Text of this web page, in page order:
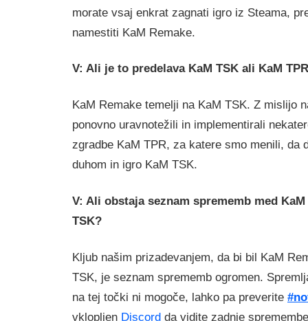
morate vsaj enkrat zagnati igro iz Steama,
namestiti KaM Remake.
V: Ali je to predelava KaM TSK ali KaM
KaM Remake temelji na KaM TSK. Z mislijo
ponovno uravnotežili in implementirali
zgradbe KaM TPR, za katere smo menili, da
duhom in igro KaM TSK.
V: Ali obstaja seznam sprememb med
TSK?
Kljub našim prizadevanjem, da bi bil KaM
TSK, je seznam sprememb ogromen.
na tej točki ni mogoče, lahko pa preverite
vklopljen Discord da vidite zadnje